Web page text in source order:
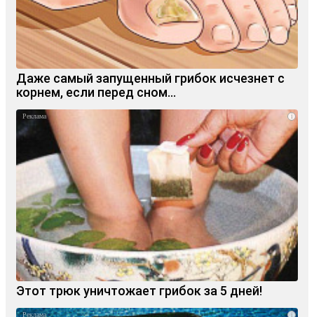
Даже самый запущенный грибок исчезнет с
корнем, если перед сном…
i
Этот трюк уничтожает грибок за 5 дней!
i